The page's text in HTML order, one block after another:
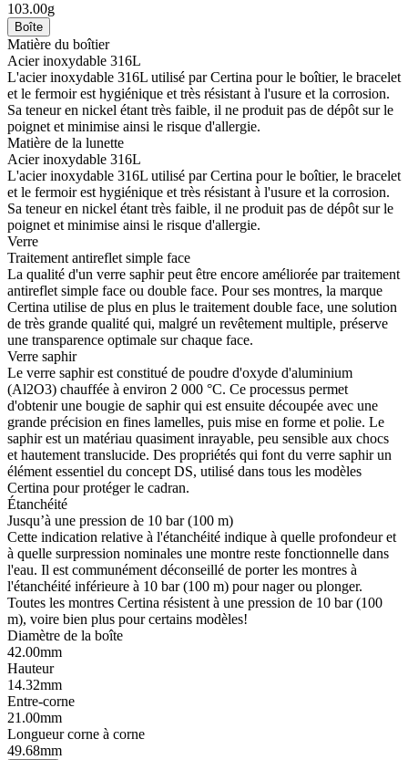
103.00g
Boîte
Matière du boîtier
Acier inoxydable 316L
L'acier inoxydable 316L utilisé par Certina pour le boîtier, le bracelet
et le fermoir est hygiénique et très résistant à l'usure et la corrosion.
Sa teneur en nickel étant très faible, il ne produit pas de dépôt sur le
poignet et minimise ainsi le risque d'allergie.
Matière de la lunette
Acier inoxydable 316L
L'acier inoxydable 316L utilisé par Certina pour le boîtier, le bracelet
et le fermoir est hygiénique et très résistant à l'usure et la corrosion.
Sa teneur en nickel étant très faible, il ne produit pas de dépôt sur le
poignet et minimise ainsi le risque d'allergie.
Verre
Traitement antireflet simple face
La qualité d'un verre saphir peut être encore améliorée par traitement
antireflet simple face ou double face. Pour ses montres, la marque
Certina utilise de plus en plus le traitement double face, une solution
de très grande qualité qui, malgré un revêtement multiple, préserve
une transparence optimale sur chaque face.
Verre saphir
Le verre saphir est constitué de poudre d'oxyde d'aluminium
(Al2O3) chauffée à environ 2 000 °C. Ce processus permet
d'obtenir une bougie de saphir qui est ensuite découpée avec une
grande précision en fines lamelles, puis mise en forme et polie. Le
saphir est un matériau quasiment inrayable, peu sensible aux chocs
et hautement translucide. Des propriétés qui font du verre saphir un
élément essentiel du concept DS, utilisé dans tous les modèles
Certina pour protéger le cadran.
Étanchéité
Jusqu’à une pression de 10 bar (100 m)
Cette indication relative à l'étanchéité indique à quelle profondeur et
à quelle surpression nominales une montre reste fonctionnelle dans
l'eau. Il est communément déconseillé de porter les montres à
l'étanchéité inférieure à 10 bar (100 m) pour nager ou plonger.
Toutes les montres Certina résistent à une pression de 10 bar (100
m), voire bien plus pour certains modèles!
Diamètre de la boîte
42.00mm
Hauteur
14.32mm
Entre-corne
21.00mm
Longueur corne à corne
49.68mm